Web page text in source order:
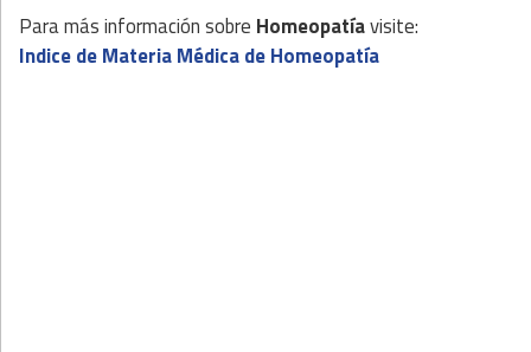
Para más información sobre Homeopatíavisite:
Indice de Materia Médica de Homeopatía